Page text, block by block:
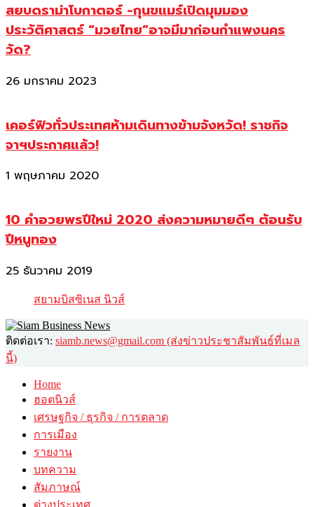
สยบดราม่าโบกาตอร์ -กุนขแมร์เปิดมุมมอง
ประวัติศาสตร์ “มวยไทย”อาจมีมาก่อนกำแพงนคร
วัด?
26 มกราคม 2023
เคอร์ฟิวทั่วประเทศห้ามเดินทางข้ามจังหวัด! ราชกิจ
จาฯประกาศแล้ว!
1 พฤษภาคม 2020
10 คำอวยพรปีใหม่ 2020 ส่งความหมายดีๆ ต้อนรับ
ปีหนูทอง
25 ธันวาคม 2019
สยามบิสซิเนส นิวส์
ติดต่อเรา: siamb.news@gmail.com (ส่งข่าวประชาสัมพันธ์ที่เมล
นี้)
Home
ฮอตนิวส์
เศรษฐกิจ / ธุรกิจ / การตลาด
การเมือง
รายงาน
บทความ
สัมภาษณ์
ต่างประเทศ